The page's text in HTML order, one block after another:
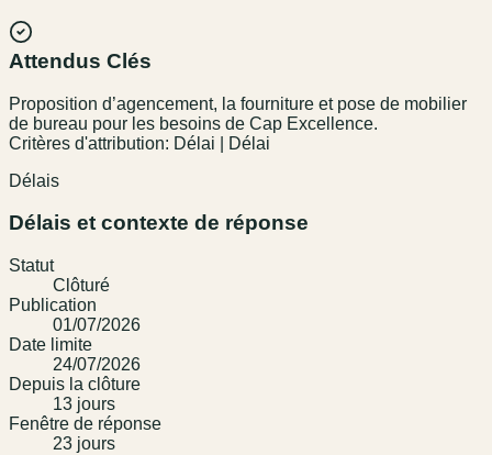
Attendus Clés
Proposition d’agencement, la fourniture et pose de mobilier
de bureau pour les besoins de Cap Excellence.
Critères d'attribution: Délai | Délai
Délais
Délais et contexte de réponse
Statut
Clôturé
Publication
01/07/2026
Date limite
24/07/2026
Depuis la clôture
13 jours
Fenêtre de réponse
23 jours